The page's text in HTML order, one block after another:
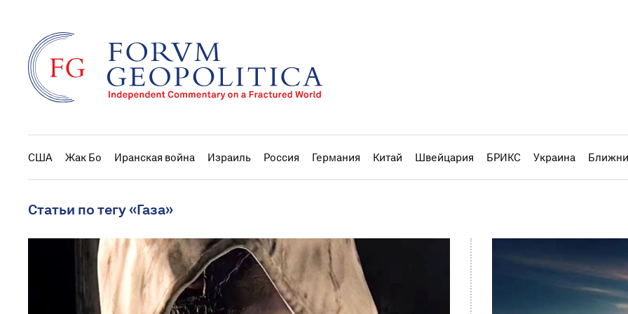
США Жак Бо Иранская война Израиль Россия Германия Китай Швейцария БРИКС Украина
Статьи по тегу «Газа»